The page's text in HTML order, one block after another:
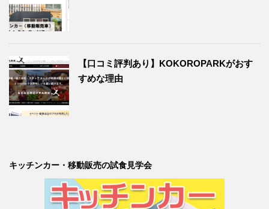
【口コミ評判あり】KOKOROPARKがおす
すめな理由
キッチンカー・移動販売の試食見学会